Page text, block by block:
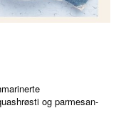
og parmesan-